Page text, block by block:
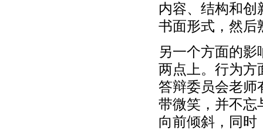
内容、结构和创
书面形式，然后
另一个方面的
两点上。行为方
答辩委员会老师
带微笑，并不忘
向前倾斜，同时